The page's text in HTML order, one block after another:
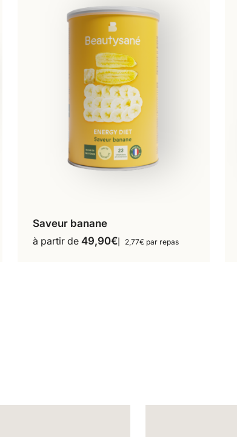
16 repas
Ce
produit
du
Saveur banane
à partir de 49,90€ 2,77€ par repas